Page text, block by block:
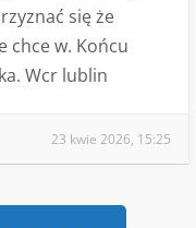
się że
chce w. Końcu
Wcr lublin
23 kwie 2026, 15:25